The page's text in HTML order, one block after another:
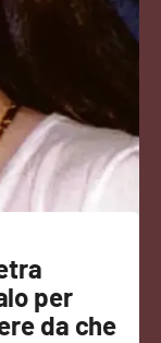
per
da che